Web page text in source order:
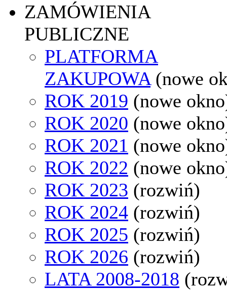
ZAMÓWIENIA
PUBLICZNE
PLATFORMA
ZAKUPOWA (nowe
ROK 2019 (nowe
ROK 2020 (nowe
ROK 2021 (nowe
ROK 2022 (nowe
ROK 2023 (rozwiń)
ROK 2024 (rozwiń)
ROK 2025 (rozwiń)
ROK 2026 (rozwiń)
LATA 2008-2018